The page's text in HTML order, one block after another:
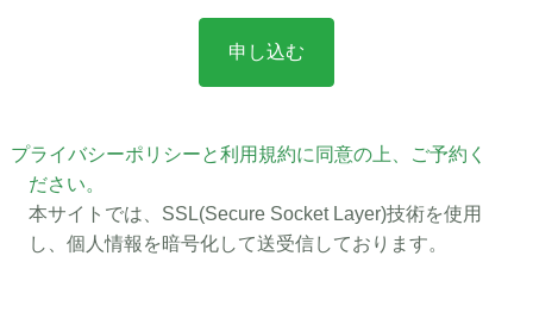
プライバシーポリシーと利用規約に同意の上、ご予約く
ださい。
本サイトでは、SSL(Secure Socket Layer)技術を使用
し、個人情報を暗号化して送受信しております。